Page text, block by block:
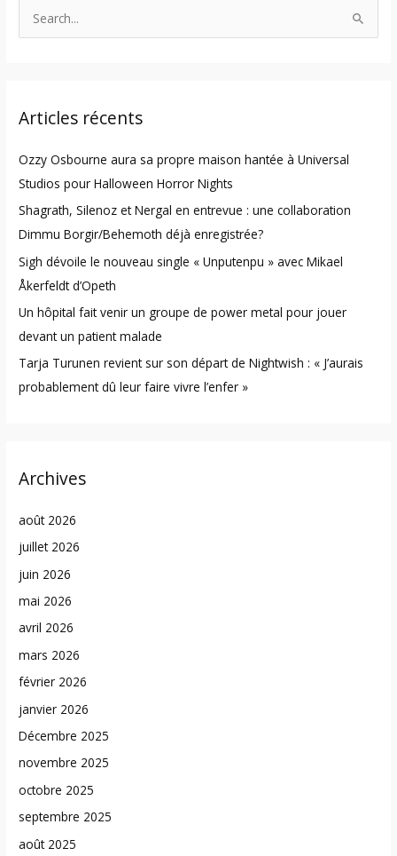
c
f
o
r
:
Articles récents
Ozzy Osbourne aura sa propre maison hantée à Universal
Studios pour Halloween Horror Nights
Shagrath, Silenoz et Nergal en entrevue : une collaboration
Dimmu Borgir/Behemoth déjà enregistrée?
Sigh dévoile le nouveau single « Unputenpu » avec Mikael
Åkerfeldt d’Opeth
Un hôpital fait venir un groupe de power metal pour jouer
devant un patient malade
Tarja Turunen revient sur son départ de Nightwish : « J’aurais
probablement dû leur faire vivre l’enfer »
Archives
août 2026
juillet 2026
juin 2026
mai 2026
avril 2026
mars 2026
février 2026
janvier 2026
Décembre 2025
novembre 2025
octobre 2025
septembre 2025
août 2025